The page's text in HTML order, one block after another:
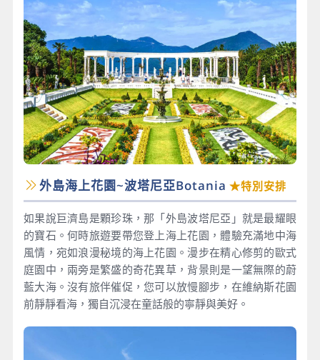
外島海上花園~波塔尼亞Botania ★特別安排
如果說巨濟島是顆珍珠，那「外島波塔尼亞」就是最耀眼
的寶石。何時旅遊要帶您登上海上花園，體驗充滿地中海
風情，宛如浪漫秘境的海上花園。漫步在精心修剪的歐式
庭園中，兩旁是繁盛的奇花異草，背景則是一望無際的蔚
藍大海。沒有旅伴催促，您可以放慢腳步，在維納斯花園
前靜靜看海，獨自沉浸在童話般的寧靜與美好。